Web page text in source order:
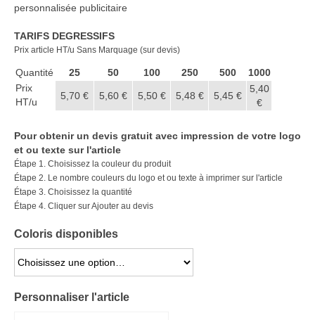
Carnet A6 personnalisé
Chapeau publicitaire
Clé USB personnalisée
Éventail personnalisé
Gobelet réutilisable & Verre
Haut-parleur Bluetooth
Lunettes de soleil
Porte-clés personnalisé
Porte-monnaie Porte Carte Portefeuille
Serviette Personnalisée
personnalisée publicitaire
TARIFS DEGRESSIFS
Prix article HT/u Sans Marquage (sur devis)
Quantité 25 50 100 250 500
1000
Prix
HT/u
5,70 € 5,60 € 5,50 € 5,48 € 5,45 €
5,40
€
Pour obtenir un devis gratuit avec impression de votre logo
et ou texte sur l'article
Étape 1. Choisissez la couleur du produit
Étape 2. Le nombre couleurs du logo et ou texte à imprimer sur l'article
Étape 3. Choisissez la quantité
Étape 4. Cliquer sur Ajouter au devis
Coloris disponibles
CHOISISSEZ UNE OPTION…
Personnaliser l'article